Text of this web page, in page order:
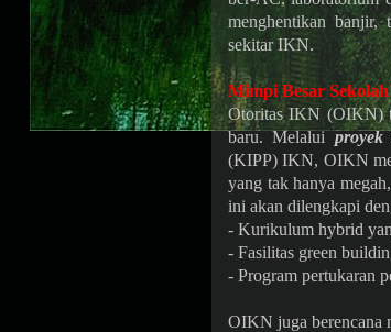
menghentikan banjir,
sekitar IKN.
Mimpi Besar
Otoritas IKN (OIKN)
baru. Melaluiproyek
(KIPP) IKN, OIKN
yang tak hanya
ini akan dilengkapi
- Kurikulum hybrid
- Fasilitas green
- Program pertukaran
OIKN juga berencana